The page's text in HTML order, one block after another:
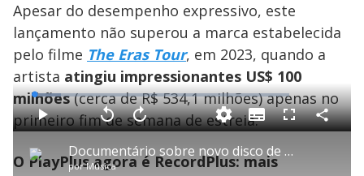
Apesar do desempenho expressivo, este
lançamento não superou a marca estabelecida
pelo filme The Eras Tour, em 2023, quando a
artista atingiu impressionantes US$ 100
milhões(cerca de R$ 534,1 milhões) apenas no
primeiro fim de semana de estreia.
P Documentário sobre novo disco de Taylor Swift alcança topo das bilheterias
porMúsica
P V
t
a
r
A
a
n
a
L
o
a
d
e
0
.
S
u
b
i
t
l
F
l
C
o
O PlayPlus agora é RecordPlus: mais